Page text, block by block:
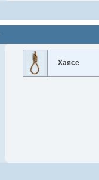
Хаясе